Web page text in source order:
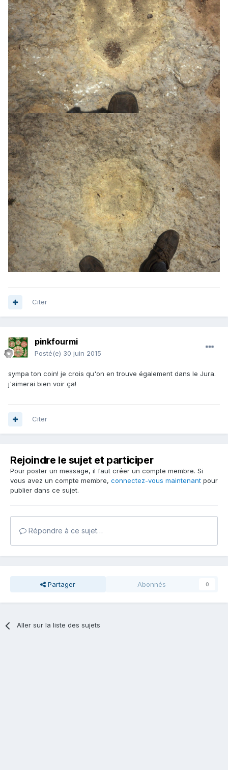
Citer
pinkfourmi
Posté(e) 30 juin 2015
sympa ton coin! je crois qu'on en trouve également dans le Jura.
j'aimerai bien voir ça!
Citer
Rejoindre le sujet et participer
Pour poster un message, il faut créer un compte membre. Si
vous avez un compte membre, connectez-vous maintenant pour
publier dans ce sujet.
Répondre à ce sujet…
Partager Abonnés 0
Aller sur la liste des sujets